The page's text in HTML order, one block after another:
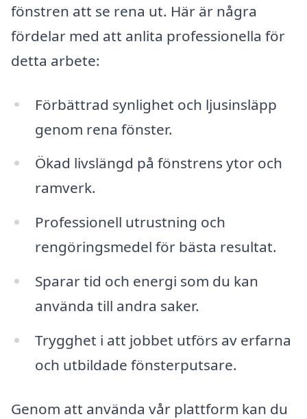
fönstren att se rena ut. Här är några
fördelar med att anlita professionella för
detta arbete:
Förbättrad synlighet och ljusinsläpp
genom rena fönster.
Ökad livslängd på fönstrens ytor och
ramverk.
Professionell utrustning och
rengöringsmedel för bästa resultat.
Sparar tid och energi som du kan
använda till andra saker.
Trygghet i att jobbet utförs av erfarna
och utbildade fönsterputsare.
Genom att använda vår plattform kan du